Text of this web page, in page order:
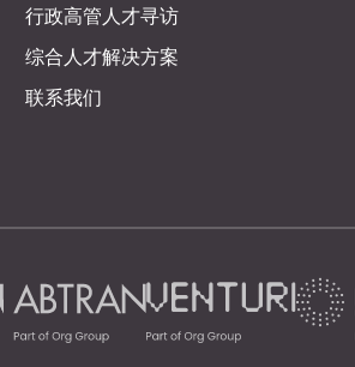
行政高管人才寻访
综合人才解决方案
联系我们